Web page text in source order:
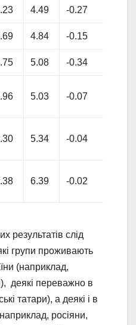
4.49 -0.27
4.84 -0.15
5.08 -0.34
5.03 -0.07
5.34 -0.04
6.39 -0.02
результатів слід
групи проживають
(наприклад,
деякі переважно в
татари), а деякі і в
росіяни,